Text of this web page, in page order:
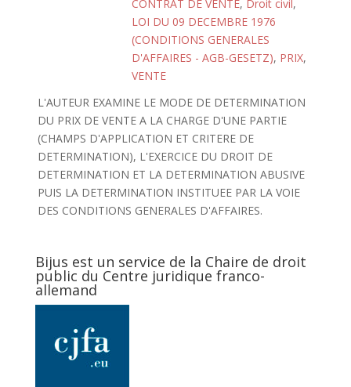
CONTRAT DE VENTE, Droit civil,
LOI DU 09 DECEMBRE 1976
(CONDITIONS GENERALES
D'AFFAIRES - AGB-GESETZ), PRIX,
VENTE
L'AUTEUR EXAMINE LE MODE DE DETERMINATION
DU PRIX DE VENTE A LA CHARGE D'UNE PARTIE
(CHAMPS D'APPLICATION ET CRITERE DE
DETERMINATION), L'EXERCICE DU DROIT DE
DETERMINATION ET LA DETERMINATION ABUSIVE
PUIS LA DETERMINATION INSTITUEE PAR LA VOIE
DES CONDITIONS GENERALES D'AFFAIRES.
Bijus est un service de la Chaire de droit
public du Centre juridique franco-
allemand